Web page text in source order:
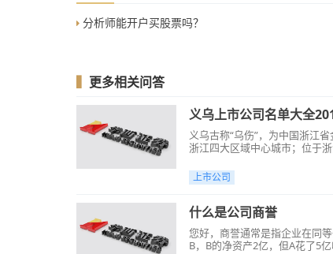
分析师能开户买股票吗？
更多相关问答
义乌上市公司名单大全
义乌古称“乌伤”，为中国浙江
浙江四大区域中心城市；位于
上市公司
什么是公司商誉
您好，商誉通常是指企业在同
B，B的净资产2亿，但A花了5